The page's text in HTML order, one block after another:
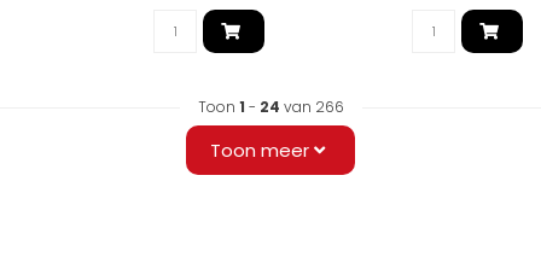
Toon 1 - 24 van 266
Toon meer